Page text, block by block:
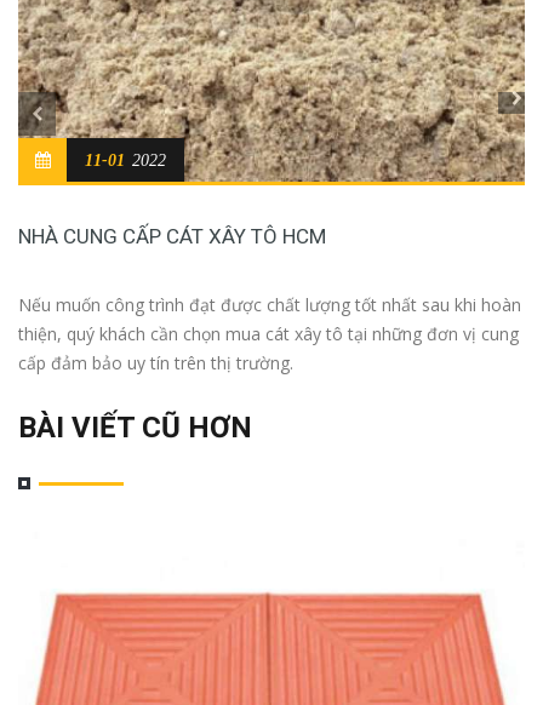
NHÀ CUNG CẤP CÁT XÂY TÔ HCM
11-01 2022
Nếu muốn công trình đạt được chất lượng tốt nhất sau khi hoàn
thiện, quý khách cần chọn mua cát xây tô tại những đơn vị cung
cấp đảm bảo uy tín trên thị trường.
BÀI VIẾT CŨ HƠN